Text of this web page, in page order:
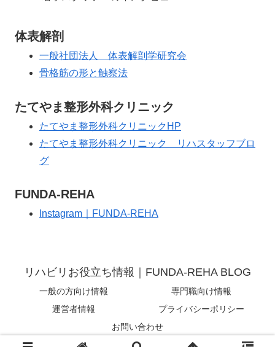
体表解剖
一般社団法人 体表解剖学研究会
骨格筋の形と触察法
たてやま整形外科クリニック
たてやま整形外科クリニックHP
たてやま整形外科クリニック リハスタッフブロ
グ
FUNDA-REHA
Instagram｜FUNDA-REHA
リハビリお役立ち情報｜FUNDA-REHA BLOG
一般の方向け情報
専門職向け情報
運営者情報
プライバシーポリシー
お問い合わせ